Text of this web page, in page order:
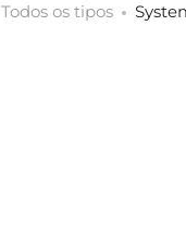
Todos os tipos